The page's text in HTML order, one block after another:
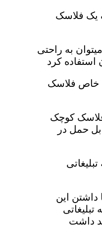
یک فلاسک
میتوان به راحتی
استفاده کرد
خاص فلاسک
کوچک
حمل در
این
داشت